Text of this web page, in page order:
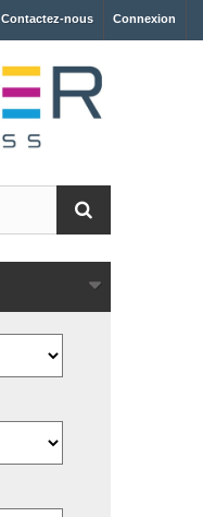
Connexion
Contactez-nous